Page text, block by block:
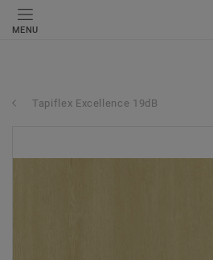
MENU
Tapiflex Excellence 19dB